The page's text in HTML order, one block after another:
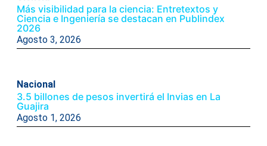
Más visibilidad para la ciencia: Entretextos y
Ciencia e Ingeniería se destacan en Publindex
2026
Agosto 3, 2026
Nacional
3.5 billones de pesos invertirá el Invias en La
Guajira
Agosto 1, 2026